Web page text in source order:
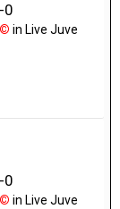
0
in Live Juve
0
in Live Juve